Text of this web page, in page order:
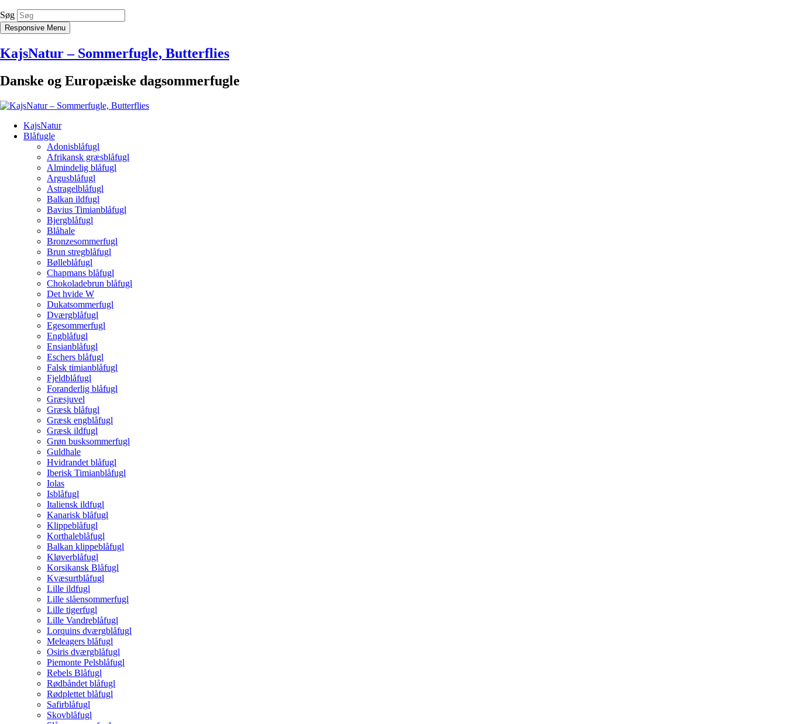
Søg
Responsive Menu
KajsNatur – Sommerfugle, Butterflies
Danske og Europæiske dagsommerfugle
KajsNatur
Blåfugle
Adonisblåfugl
Afrikansk græsblåfugl
Almindelig blåfugl
Argusblåfugl
Astragelblåfugl
Balkan ildfugl
Bavius Timianblåfugl
Bjergblåfugl
Blåhale
Bronzesommerfugl
Brun stregblåfugl
Bølleblåfugl
Chapmans blåfugl
Chokoladebrun blåfugl
Det hvide W
Dukatsommerfugl
Dværgblåfugl
Egesommerfugl
Engblåfugl
Ensianblåfugl
Eschers blåfugl
Falsk timianblåfugl
Fjeldblåfugl
Foranderlig blåfugl
Græsjuvel
Græsk blåfugl
Græsk engblåfugl
Græsk ildfugl
Grøn busksommerfugl
Guldhale
Hvidrandet blåfugl
Iberisk Timianblåfugl
Iolas
Isblåfugl
Italiensk ildfugl
Kanarisk blåfugl
Klippeblåfugl
Korthaleblåfugl
Balkan klippeblåfugl
Kløverblåfugl
Korsikansk Blåfugl
Kvæsurtblåfugl
Lille ildfugl
Lille slåensommerfugl
Lille tigerfugl
Lille Vandreblåfugl
Lorquins dværgblåfugl
Meleagers blåfugl
Osiris dværgblåfugl
Piemonte Pelsblåfugl
Rebels Blåfugl
Rødbåndet blåfugl
Rødplettet blåfugl
Safirblåfugl
Skovblåfugl